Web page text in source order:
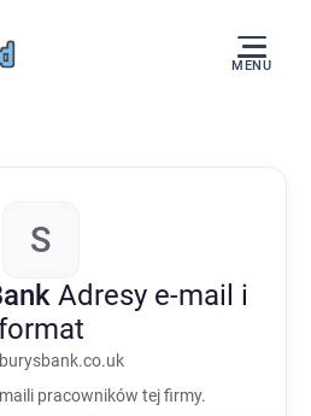
MENU
S
Adresy e-mail i
pracowników tej firmy.